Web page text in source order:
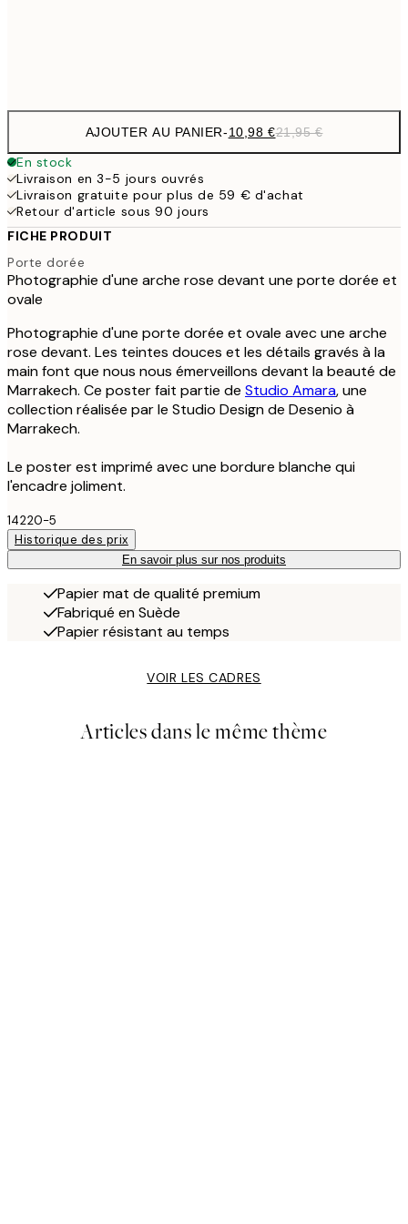
AJOUTER AU PANIER-10,98 €21,95 €
En stock
Livraison en 3-5 jours ouvrés
Livraison gratuite pour plus de 59 € d'achat
Retour d'article sous 90 jours
FICHE PRODUIT
Porte dorée
Photographie d'une arche rose devant une porte dorée et
ovale
Photographie d'une porte dorée et ovale avec une arche
rose devant. Les teintes douces et les détails gravés à la
main font que nous nous émerveillons devant la beauté de
Marrakech. Ce poster fait partie de Studio Amara, une
collection réalisée par le Studio Design de Desenio à
Marrakech.
Le poster est imprimé avec une bordure blanche qui
l'encadre joliment.
14220-5
Historique des prix
En savoir plus sur nos produits
Papier mat de qualité premium
Fabriqué en Suède
Papier résistant au temps
VOIR LES CADRES
Articles dans le même thème